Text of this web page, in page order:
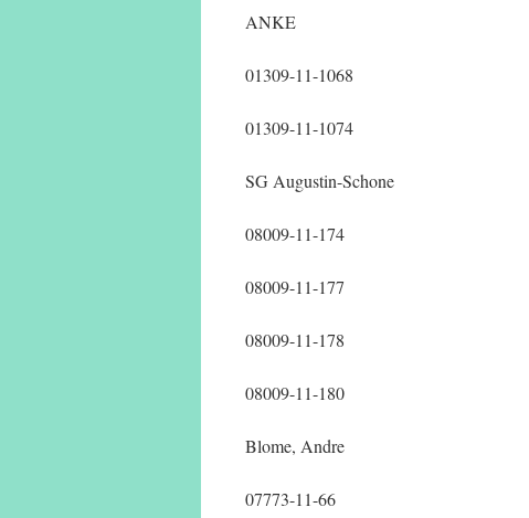
ANKE
01309-11-1068
01309-11-1074
SG Augustin-Schone
08009-11-174
08009-11-177
08009-11-178
08009-11-180
Blome, Andre
07773-11-66